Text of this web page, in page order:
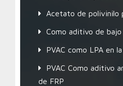
Acetato de polivinilo
Como aditivo de
PVAC como LPA en
PVAC Como aditivo
de FRP